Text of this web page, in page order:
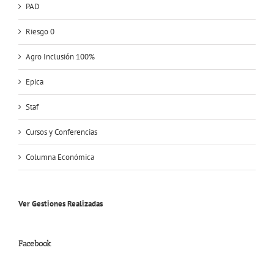
PAD
Riesgo 0
Agro Inclusión 100%
Epica
Staf
Cursos y Conferencias
Columna Económica
Ver Gestiones Realizadas
Facebook